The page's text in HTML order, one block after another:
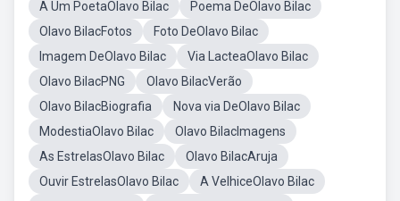
A Um PoetaOlavo Bilac
Poema DeOlavo Bilac
Olavo BilacFotos
Foto DeOlavo Bilac
Imagem DeOlavo Bilac
Via LacteaOlavo Bilac
Olavo BilacPNG
Olavo BilacVerão
Olavo BilacBiografia
Nova via DeOlavo Bilac
ModestiaOlavo Bilac
Olavo BilacImagens
As EstrelasOlavo Bilac
Olavo BilacAruja
Ouvir EstrelasOlavo Bilac
A VelhiceOlavo Bilac